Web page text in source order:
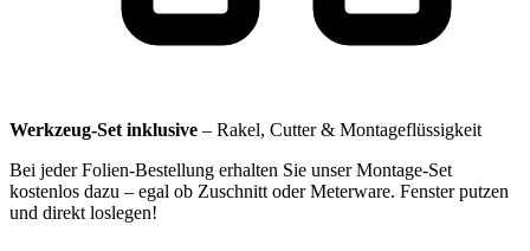
Werkzeug-Set inklusive – Rakel, Cutter & Montageflüssigkeit
Bei jeder Folien-Bestellung erhalten Sie unser Montage-Set
kostenlos dazu – egal ob Zuschnitt oder Meterware. Fenster putzen
und direkt loslegen!